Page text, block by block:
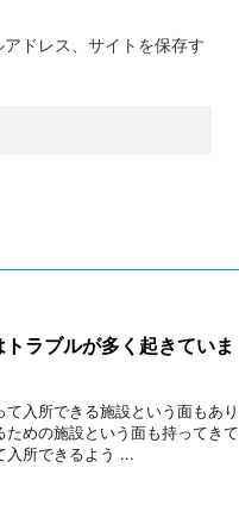
ドレス、サイトを保存す
ラブルが多く起きていま
入所できる施設という面もあり
めの施設という面も持ってきて
入所できるよう ...